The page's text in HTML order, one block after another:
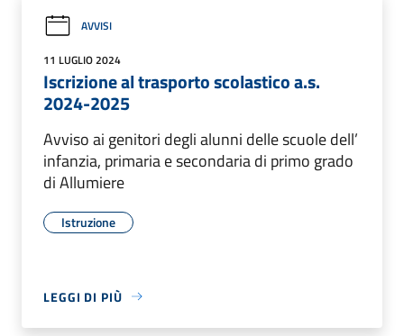
AVVISI
11 LUGLIO 2024
Iscrizione al trasporto scolastico a.s.
2024-2025
Avviso ai genitori degli alunni delle scuole dell’
infanzia, primaria e secondaria di primo grado
di Allumiere
Istruzione
LEGGI DI PIÙ